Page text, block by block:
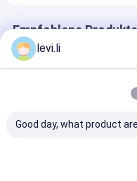
Empfohlene Produkte
levi.li
Good day, what product